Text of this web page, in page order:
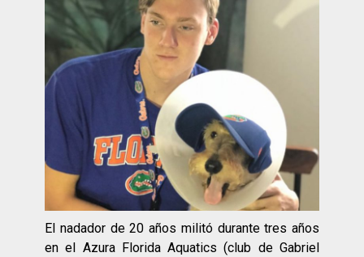
El nadador de 20 años militó durante tres años
en el Azura Florida Aquatics (club de Gabriel